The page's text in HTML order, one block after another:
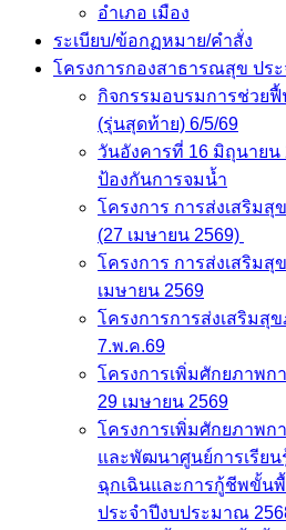
อำเภอ เมือง
ระเบียบ/ข้อกฏหมาย/คำสั่ง
โครงการกองสาธารณสุข ปร
กิจกรรมอบรมการช่วย
(รุ่นสุดท้าย) 6/5/69
วันอังคารที่ 16 มิถุนายน
ป้องกันการจมน้ำ
โครงการ การส่งเสริม
(27 เมษายน 2569)
โครงการ การส่งเสริม
เมษายน 2569
โครงการการส่งเสริมสุ
7.พ.ค.69
โครงการเพิ่มศักยภาพ
29 เมษายน 2569
โครงการเพิ่มศักยภาพ
และพัฒนาศูนย์การเรีย
ฉุกเฉินและการกู้ชีพขั้น
ประจำปีงบประมาณ